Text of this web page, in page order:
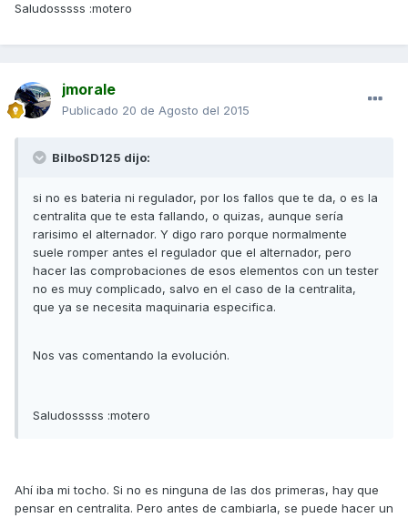
Saludosssss :motero
jmorale
Publicado 20 de Agosto del 2015
BilboSD125 dijo:
si no es bateria ni regulador, por los fallos que te da, o es la
centralita que te esta fallando, o quizas, aunque sería
rarisimo el alternador. Y digo raro porque normalmente
suele romper antes el regulador que el alternador, pero
hacer las comprobaciones de esos elementos con un tester
no es muy complicado, salvo en el caso de la centralita,
que ya se necesita maquinaria especifica.
Nos vas comentando la evolución.
Saludosssss :motero
Ahí iba mi tocho. Si no es ninguna de las dos primeras, hay que
pensar en centralita. Pero antes de cambiarla, se puede hacer un